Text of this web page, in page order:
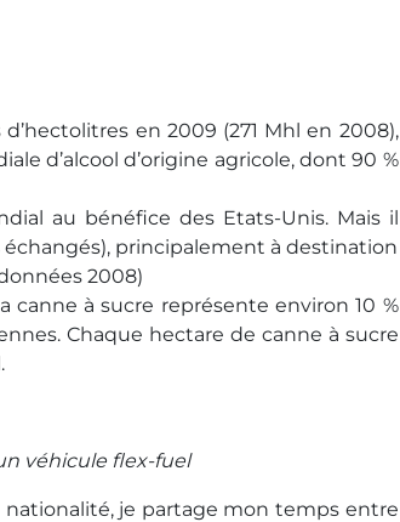
en 2009 (271 Mhl en 2008),
d’alcool d’origine agricole, dont 90 %
au bénéfice des Etats-Unis. Mais il
principalement à destination
2008)
canne à sucre représente environ 10 %
Chaque hectare de canne à sucre
véhicule flex-fuel
je partage mon temps entre